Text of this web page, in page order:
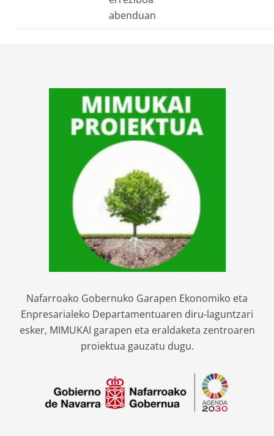
abenduan
Nafarroako Gobernuko Garapen Ekonomiko eta
Enpresarialeko Departamentuaren diru-laguntzari
esker, MIMUKAI garapen eta eraldaketa zentroaren
proiektua gauzatu dugu.